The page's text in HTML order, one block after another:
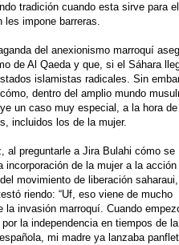
tradición cuando esta sirve para
les impone barreras.
del anexionismo marroquí
de Al Qaeda y que, si el Sáhara
islamistas radicales. Sin
dentro del amplio mundo
un caso muy especial, a la hora
incluidos los de la mujer.
al preguntarle a Jira Bulahi cómo se
incorporación de la mujer a la acción
movimiento de liberación saharaui,
riendo: “Uf, eso viene de mucho
la invasión marroquí. Cuando
por la independencia en tiempos de la
mi madre ya lanzaba